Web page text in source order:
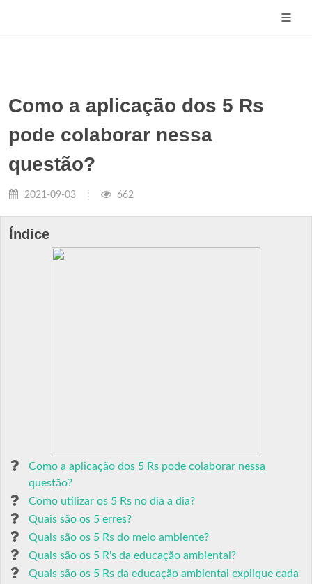
Como a aplicação dos 5 Rs
pode colaborar nessa
questão?
2021-09-03 662
Índice
Como a aplicação dos 5 Rs pode colaborar nessa
questão?
Como utilizar os 5 Rs no dia a dia?
Quais são os 5 erres?
Quais são os 5 Rs do meio ambiente?
Quais são os 5 R's da educação ambiental?
Quais são os 5 Rs da educação ambiental explique cada